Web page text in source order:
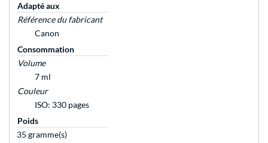
Adapté aux
Référence du fabricant
Canon
Consommation
Volume
7 ml
Couleur
ISO: 330 pages
Poids
35 gramme(s)